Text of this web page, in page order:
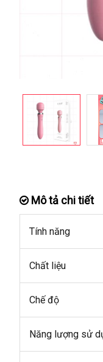
Mô tả chi tiết
Tính năng
Chất liệu
Chế độ
Năng lượng sử